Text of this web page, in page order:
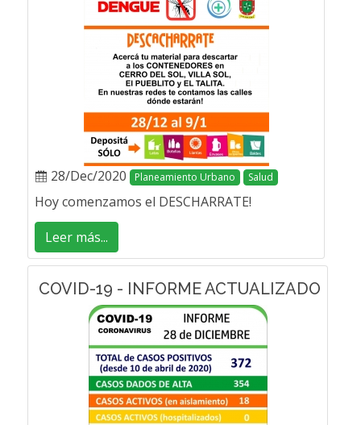
28/Dec/2020 Planeamiento Urbano Salud
Hoy comenzamos el DESCHARRATE!
Leer más...
COVID-19 - INFORME ACTUALIZADO